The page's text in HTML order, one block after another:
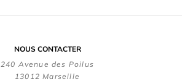
NOUS CONTACTER
240 Avenue des Poilus
13012 Marseille